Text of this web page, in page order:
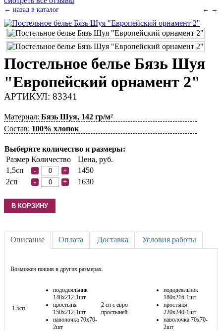
← →
← назад в каталог
Постельное белье Бязь Шуя
"Европейский орнамент 2"
АРТИКУЛ: 83341
Материал: Бязь Шуя, 142 гр/м²
Состав: 100% хлопок
Выберите количество и размеры:
Размер Количество
Цена, руб.
1,5сп
- +
1450
2сп
- + 1630
Описание Оплата Доставка Условия работы
Возможен пошив в других размерах.
1.5сп
пододеяльник
148х212-1шт
простыня
150х212-1шт
наволочка 70х70-
2шт
2 сп с евро
простыней
пододеяльник
180х216-1шт
простыня
220х240-1шт
наволочка 70х70-
2шт